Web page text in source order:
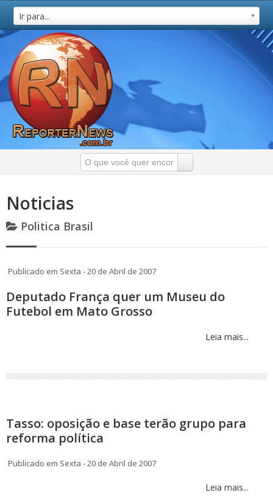
Ir para...
Noticias
Politica Brasil
Publicado em Sexta - 20 de Abril de 2007
Deputado França quer um Museu do
Futebol em Mato Grosso
Leia mais...
Tasso: oposição e base terão grupo para
reforma política
Publicado em Sexta - 20 de Abril de 2007
Leia mais...